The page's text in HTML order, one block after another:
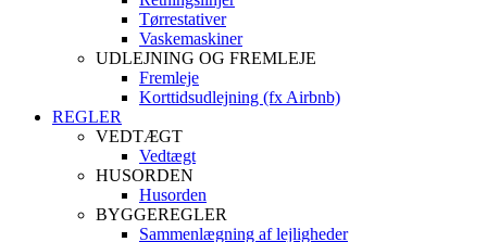
Tørrestativer
Vaskemaskiner
UDLEJNING OG FREMLEJE
Fremleje
Korttidsudlejning (fx Airbnb)
REGLER
VEDTÆGT
Vedtægt
HUSORDEN
Husorden
BYGGEREGLER
Sammenlægning af lejligheder